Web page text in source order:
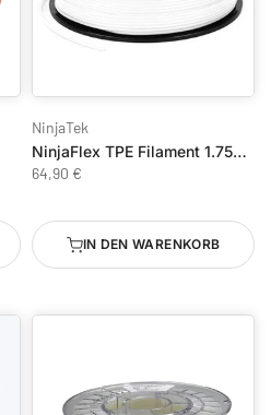
NinjaTek
NinjaFlex TPE Filament 1.75mm 0.5 kg Snow White
64,90 €
IN DEN WARENKORB